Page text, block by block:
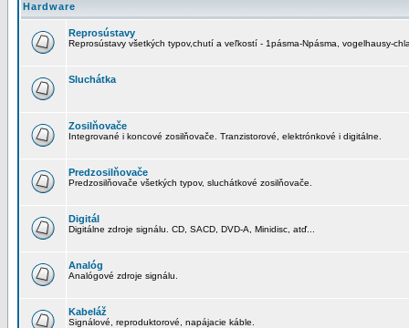
Hardware
Reprosústavy
Reprosústavy všetkých typov,chutí a veľkostí - 1pásma-Npásma, vogelhausy-
Sluchátka
Zosilňovače
Integrované i koncové zosilňovače. Tranzistorové, elektrónkové i digitálne.
Predzosilňovače
Predzosilňovače všetkých typov, sluchátkové zosilňovače.
Digitál
Digitálne zdroje signálu. CD, SACD, DVD-A, Minidisc, atď...
Analóg
Analógové zdroje signálu.
Kabeláž
Signálové, reproduktorové, napájacie káble.